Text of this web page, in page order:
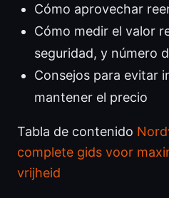
Cómo aprovechar
Cómo medir el valor
seguridad, y número
Consejos para evitar
mantener el precio
Tabla de contenido
complete gids voor
vrijheid